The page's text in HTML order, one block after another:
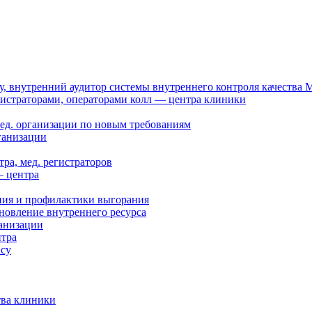
аудитор системы внутреннего контроля качества
операторами колл — центра клиники
организации по новым требованиям
мед. регистраторов
центра
и профилактики выгорания
внутреннего ресурса
клиники